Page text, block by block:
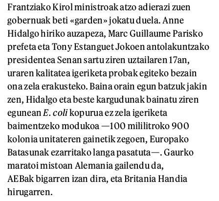
Frantziako Kirol ministroak atzo adierazi zuen
gobernuak beti «garden» jokatu duela. Anne
Hidalgo hiriko auzapeza, Marc Guillaume Parisko
prefeta eta Tony Estanguet Jokoen antolakuntzako
presidentea Senan sartu ziren uztailaren 17an,
uraren kalitatea igeriketa probak egiteko bezain
ona zela erakusteko. Baina orain egun batzuk jakin
zen, Hidalgo eta beste kargudunak bainatu ziren
egunean E. colikopurua ez zela igeriketa
baimentzeko modukoa —100 mililitroko 900
kolonia unitateren gainetik zegoen, Europako
Batasunak ezarritako langa pasatuta—. Gaurko
maratoi mistoan Alemania gailendu da,
AEBak bigarren izan dira, eta Britania Handia
hirugarren.